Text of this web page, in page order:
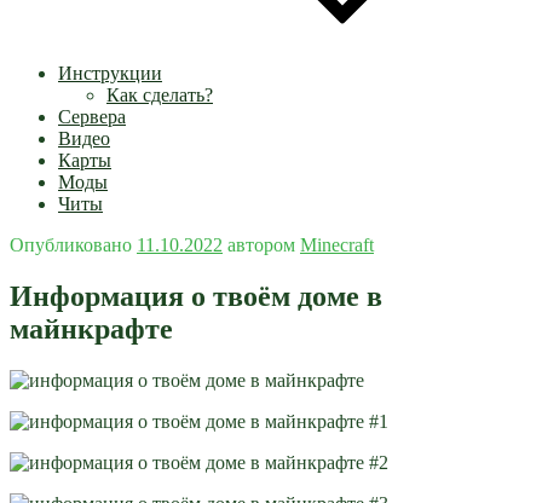
Инструкции
Как сделать?
Сервера
Видео
Карты
Моды
Читы
Опубликовано 11.10.2022 автором Minecraft
Информация о твоём доме в
майнкрафте